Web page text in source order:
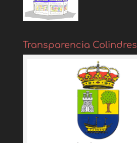
Transparencia Colindres